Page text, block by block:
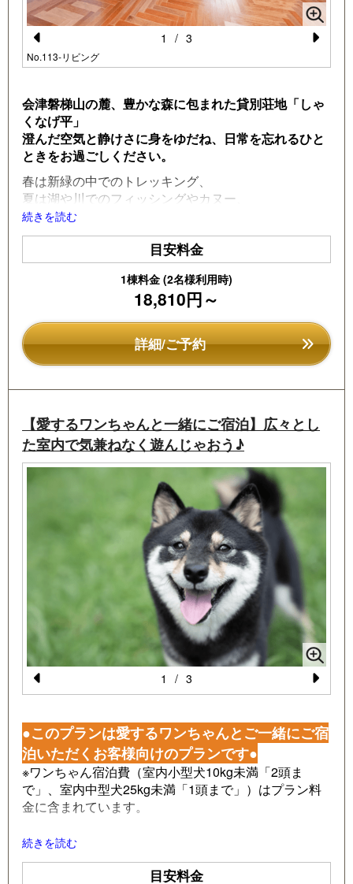
Pr
vi
o
u
s
No.113-リビング
xt
1 / 3
会津磐梯山の麓、豊かな森に包まれた貸別荘地「しゃ
くなげ平」
澄んだ空気と静けさに身をゆだね、日常を忘れるひと
ときをお過ごしください。
春は新緑の中でのトレッキング、
夏は湖や川でのフィッシングやカヌー、
秋は色づく山々を眺めながらの散策、
冬はスキーや雪景色を楽しむ贅沢な時間。
四季折々、自然とともに過ごす楽しみがここにはあり
ます。
大自然のエネルギーを感じながら、
大切な人たちと心に残るひとときを――。
次の旅先は、しゃくなげ平のコテージで決まりです。
★ここが嬉しい！しゃくなげ平貸別荘地の魅力★
・1棟まるごと貸切で、完全プライベートなご滞在
る！
・入室時にはすでに冷暖房を入れ快適温度をキープ！
・うれしい朝食無料サービス付き
続きを読む
目安料金
1棟料金 (2名様利用時)
18,810円～
詳細/ご予約
Pr
e
vi
o
u
s
N
e
xt
1 / 3
【愛するワンちゃんと一緒にご宿泊】広々とし
た室内で気兼ねなく遊んじゃおう♪
●このプランは愛するワンちゃんとご一緒にご宿
泊いただくお客様向けのプランです●
※ワンちゃん宿泊費（室内小型犬10kg未満「2頭ま
で」、室内中型犬25kg未満「1頭まで」）はプラン料
金に含まれています。
雄大な大自然に囲まれた別荘地で、大切なご家族であ
るワンちゃんとの時間を気兼ねなく満喫しませんか？
続きを読む
目安料金